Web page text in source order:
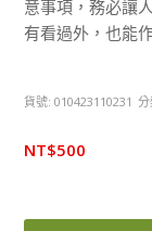
意事項，務必讓
有看過外，也能
貨號: 010423110231
NT$500